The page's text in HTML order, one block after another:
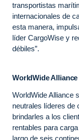
transportistas
internacionales de
esta manera,
líder CargoWise y
débiles”.
WorldWide Alliance
WorldWide Alliance
neutrales líderes de
brindarles a los
rentables para
largo de seis